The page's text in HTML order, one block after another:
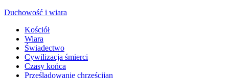
Duchowość i wiara
Kościół
Wiara
Świadectwo
Cywilizacja śmierci
Czasy końca
Prześladowanie chrześcijan